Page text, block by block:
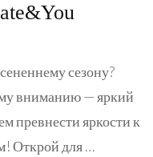
сезону?
вниманию — яркий
превнести яркости к
Открой для …